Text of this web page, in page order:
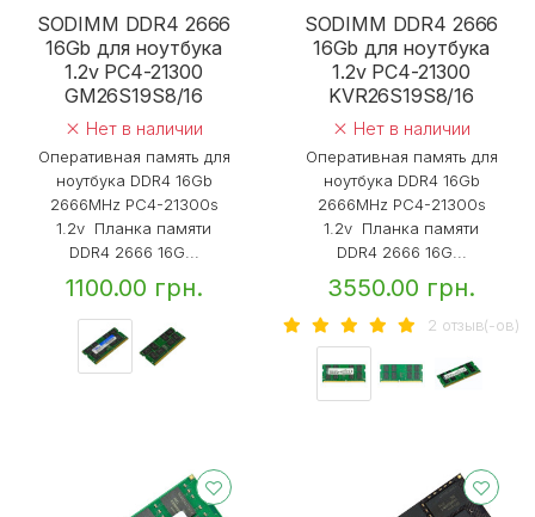
SODIMM DDR4 2666
16Gb для ноутбука
1.2v PC4-21300
GM26S19S8/16
Нет в наличии
Оперативная память для
ноутбука DDR4 16Gb
2666MHz PC4-21300s
1.2v Планка памяти
DDR4 2666 16G...
1100.00 грн.
SODIMM DDR4 2666
16Gb для ноутбука
1.2v PC4-21300
KVR26S19S8/16
Нет в наличии
Оперативная память для
ноутбука DDR4 16Gb
2666MHz PC4-21300s
1.2v Планка памяти
DDR4 2666 16G...
3550.00 грн.
2 отзыв(-ов)